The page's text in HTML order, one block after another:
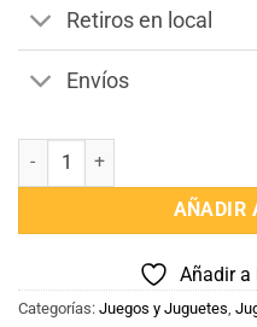
Retiros en local
Envíos
Set Doctor de Juguete Rosa
AÑADIR
Añadir a
Categorías: Juegos y Juguetes